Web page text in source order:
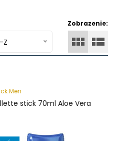
Zobrazenie:
Z
Men
stick 70ml Aloe Vera